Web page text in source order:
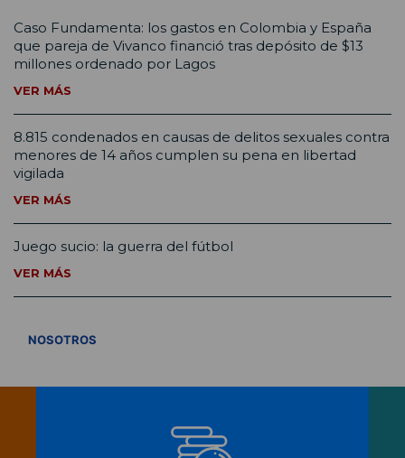
Caso Fundamenta: los gastos en Colombia y España
que pareja de Vivanco financió tras depósito de $13
millones ordenado por Lagos
VER MÁS
8.815 condenados en causas de delitos sexuales contra
menores de 14 años cumplen su pena en libertad
vigilada
VER MÁS
Juego sucio: la guerra del fútbol
VER MÁS
NOSOTROS